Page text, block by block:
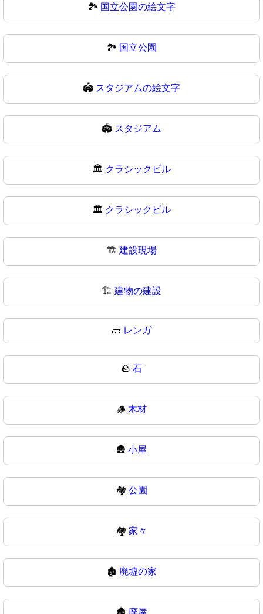
🏞️ 国立公園の絵文字
🏞 国立公園
🏟️ スタジアムの絵文字
🏟 スタジアム
🏛️ クラシックビル
🏛 クラシックビル
🏗️ 建設現場
🏗 建物の建設
🧱 レンガ
🪨 石
🪵 木材
🛖 小屋
🏘️ 公園
🏘 家々
🏚️ 廃墟の家